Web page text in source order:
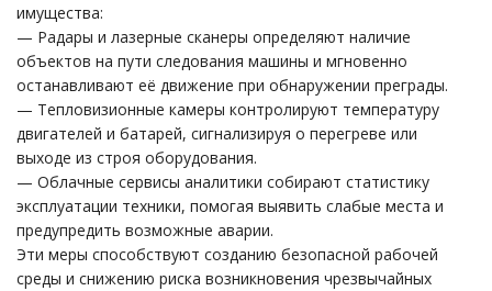
имущества:
— Радары и лазерные сканеры определяют наличие
объектов на пути следования машины и мгновенно
останавливают её движение при обнаружении преграды.
— Тепловизионные камеры контролируют температуру
двигателей и батарей, сигнализируя о перегреве или
выходе из строя оборудования.
— Облачные сервисы аналитики собирают статистику
эксплуатации техники, помогая выявить слабые места и
предупредить возможные аварии.
Эти меры способствуют созданию безопасной рабочей
среды и снижению риска возникновения чрезвычайных